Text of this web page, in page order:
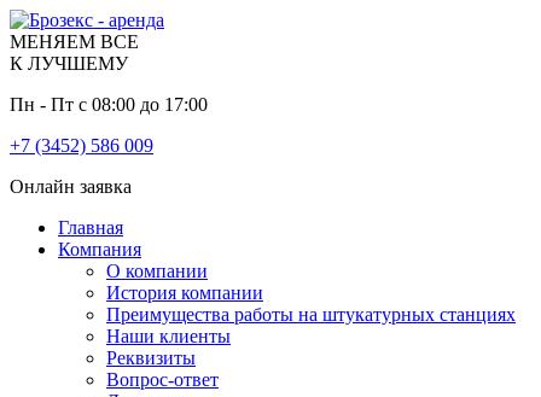
МЕНЯЕМ ВСЕ
К ЛУЧШЕМУ
Пн - Пт с 08:00 до 17:00
+7 (3452) 586 009
Онлайн заявка
Главная
Компания
О компании
История компании
Преимущества работы на штукатурных станциях
Наши клиенты
Реквизиты
Вопрос-ответ